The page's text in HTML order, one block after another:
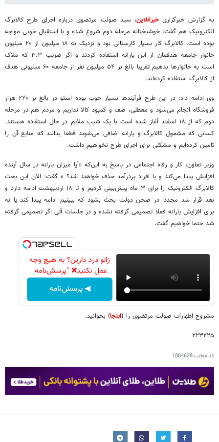
به گزارش خبرگزاریخبرآنلاین، سید صولت مرتضوی درباره اجرای طرح کالابرگ
الکترونیک هم گفت: خوشبختانه مرحله دوم شروع شده و با استقبال خوبی مواجه
بوده است. کالابرگ کار بسیار کارستانی بود و نزدیک به ۱۸ میلیون از ۲۰ میلیون
خانوار جامعه هدفمان از این یارانه استفاده کردند و اگر ضریب ۳.۳ که ملاک
است به خانوارها بدهیم تقریبا بالغ بر ۵۴ میلیون نفر از جامعه ۶۰ میلیونی هدف
از کالابرگ استفاده کرده‌اند.
وی ادامه داد: در این طرح فرآیندها بسیار خوب بوده استو در بالغ بر ۲۲۰ هزار
فروشگاه انجام می‌شود و معطلی، صف و کمبود کالا نداریم و مردم هم در مرحله
دوم که از ۱۸ اسفند آغاز شده است با یک شیب ملایم در حال استفاده هستند.
کسانی که مشمول کالابرگ و یارانه اضافی می‌شوند قطعا بدانند که منابع آن را
تامین کرده‌ایم و مشکلی برای اجرای طرح نخواهیم داشت.
وزیر تعاون، کار و رفاه اجتماعی در پاسخ به این‌که «آیا میزان یارانه در سال آینده
افزایش پیدا می‌کند و یا افراد پردرآمد حذف خواهند شد؟ » گفت: الان این بحث
کالابرگ الکترونیک را برای ۳ ماه پیش‌بینی کردیم و تا ۱۸ اردیبهشت ادامه دارد و
بعد قرار شد مجددا در صحن دولت بحث بشود که ببینیم ادامه پیدا کند یا نه
برای افزایش یارانه فعلا تصمیمی گرفته نشده و در جلسات آتی اگر تصمیمی گرفته
شد حتما خواهیم گفت.
زانو درد دارین؟ به هیچ وجه
عمل نکنید❌ "پرسش‌نامه"
◀ پرسش‌نامه
مشروح اظهارات صولت مرتضوی را (اینجا) بخوانید.
۲۲۳۲۲۵
کد مطلب1884628